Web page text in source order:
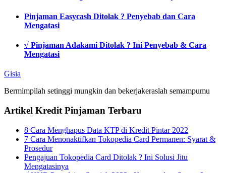
Pinjaman Easycash Ditolak ? Penyebab dan Cara
Mengatasi
√ Pinjaman Adakami Ditolak ? Ini Penyebab & Cara
Mengatasi
Gisia
Bermimpilah setinggi mungkin dan bekerjakeraslah semampumu
Artikel Kredit Pinjaman Terbaru
8 Cara Menghapus Data KTP di Kredit Pintar 2022
7 Cara Menonaktifkan Tokopedia Card Permanen: Syarat &
Prosedur
Pengajuan Tokopedia Card Ditolak ? Ini Solusi Jitu
Mengatasinya